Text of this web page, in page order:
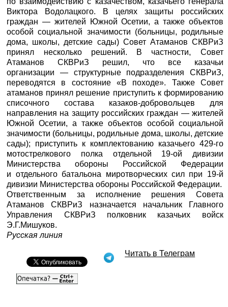
Виктора Водолацкого. В целях защиты российских
граждан — жителей Южной Осетии, а также объектов
особой социальной значимости (больницы, родильные
дома, школы, детские сады) Совет Атаманов СКВРиЗ
принял несколько решений. В частности, Совет
Атаманов СКВРиЗ решил, что все казачьи
организации — структурные подразделения СКВРиЗ,
переводятся в состояние «В походе». Также Совет
атаманов принял решение приступить к формированию
списочного состава казаков-добровольцев для
направления на защиту российских граждан — жителей
Южной Осетии, а также объектов особой социальной
значимости (больницы, родильные дома, школы, детские
сады); приступить к комплектованию казачьего 429-го
мотострелкового полка отдельной 19-ой дивизии
Министерства обороны Российской Федерации
и отдельного батальона миротворческих сил при 19-й
дивизии Министерства обороны Российской Федерации.
Ответственным за исполнение решения Совета
Атаманов СКВРиЗ назначается начальник Главного
Управления СКВРиЗ полковник казачьих войск
Э.Г.Мишуков.
Русская линия
Читать в Телеграм